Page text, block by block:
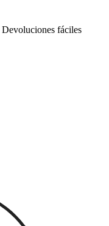
Devoluciones fáciles